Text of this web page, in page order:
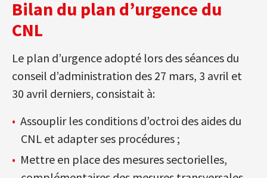
Bilan du plan d’urgence du
CNL
Le plan d’urgence adopté lors des séances du
conseil d’administration des 27 mars, 3 avril et
30 avril derniers, consistait à:
Assouplir les conditions d’octroi des aides du
CNL et adapter ses procédures ;
Mettre en place des mesures sectorielles,